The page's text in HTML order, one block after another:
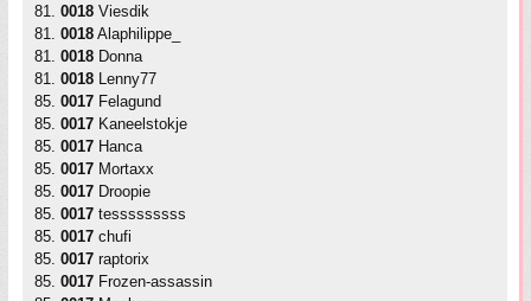
81. 0018 Viesdik
81. 0018 Alaphilippe_
81. 0018 Donna
81. 0018 Lenny77
85. 0017 Felagund
85. 0017 Kaneelstokje
85. 0017 Hanca
85. 0017 Mortaxx
85. 0017 Droopie
85. 0017 tesssssssss
85. 0017 chufi
85. 0017 raptorix
85. 0017 Frozen-assassin